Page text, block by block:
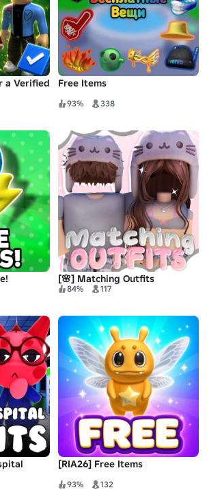
a Verified
Free Items
93% 338
[🌸] Matching Outfits
84% 117
[RIA26] Free Items
93% 132